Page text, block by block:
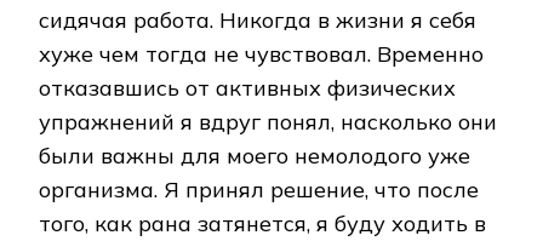
сидячая работа. Никогда в жизни я себя
хуже чем тогда не чувствовал. Временно
отказавшись от активных физических
упражнений я вдруг понял, насколько они
были важны для моего немолодого уже
организма. Я принял решение, что после
того, как рана затянется, я буду ходить в